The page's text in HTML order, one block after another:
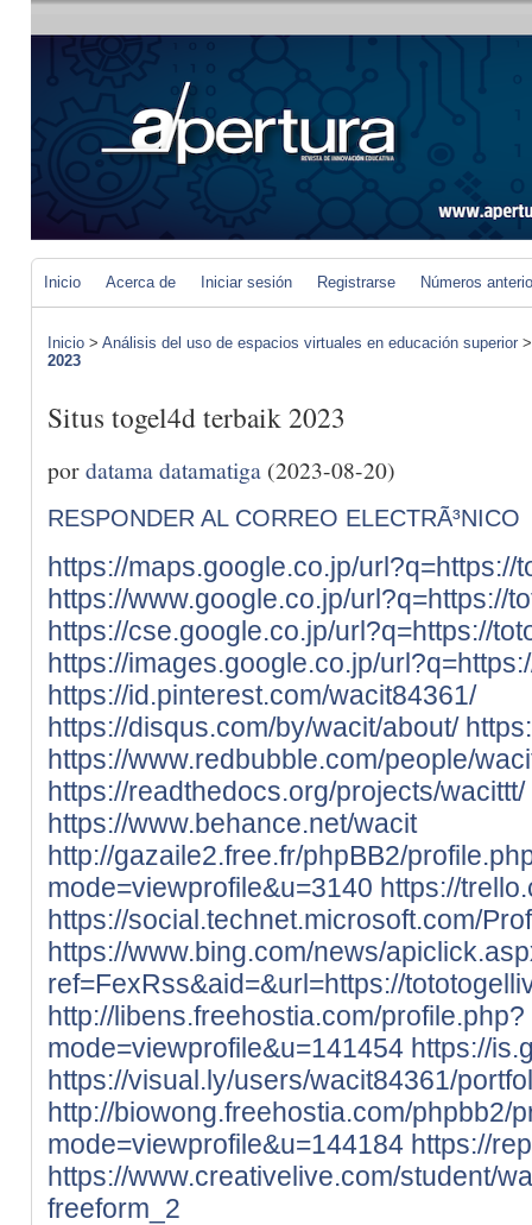
Inicio Acerca de Iniciar sesión Registrarse Números
Inicio > Análisis del uso de espacios virtuales en educación superior
2023
Situs togel4d terbaik 2023
pordatama datamatiga (2023-08-20)
RESPONDER AL CORREO ELECTRÃ³NICO
https://maps.google.co.jp/url?q=https://
https://www.google.co.jp/url?q=https://
https://cse.google.co.jp/url?q=https://
https://images.google.co.jp/
https://id.pinterest.com/wacit84361/
https://disqus.com/by/wacit/about/
https://www.redbubble.com/people/
https://readthedocs.org/projects/wacittt/
https://www.behance.net/wacit
http://gazaile2.free.fr/phpBB2/
mode=viewprofile&u=3140 https://
https://social.technet.microsoft.com/
https://www.bing.com/news/
ref=FexRss&aid=&url=https://
http://libens.freehostia.com/profile.php?
mode=viewprofile&u=141454 https://
https://visual.ly/users/wacit84361/
http://biowong.freehostia.com/phpbb2/
mode=viewprofile&u=144184 https://
https://www.creativelive.com/student/
freeform_2